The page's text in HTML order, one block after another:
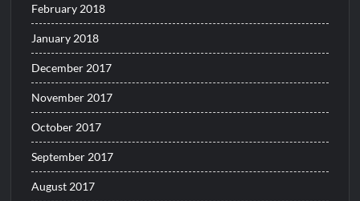
February 2018
January 2018
December 2017
November 2017
October 2017
September 2017
August 2017